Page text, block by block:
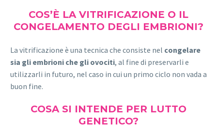
COS’È LA VITRIFICAZIONE O IL
CONGELAMENTO DEGLI EMBRIONI?
La vitrificazione è una tecnica che consiste nel congelare
sia gli embrioni che gli ovociti, al fine di preservarli e
utilizzarli in futuro, nel caso in cui un primo ciclo non vada a
buon fine.
COSA SI INTENDE PER LUTTO
GENETICO?